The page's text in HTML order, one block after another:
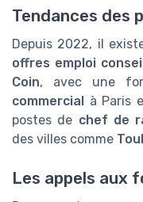
Tendances des
Depuis 2022, il
offres emploi
Coin, avec une
commercial
à Paris
postes de chef de
des villes comme
Les appels aux